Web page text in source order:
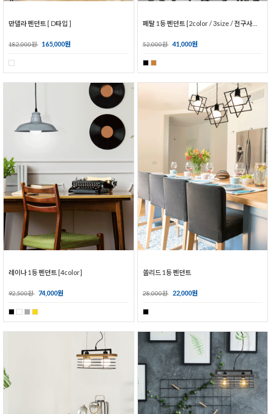
만델라 펜던트 [ D타입 ]
182,000원 165,000원
페탈 1등 펜던트 [2color / 3size / 전구사은품]
52,000원 41,000원
레이나 1등 펜던트 [4color]
92,500원 74,000원
쏠리드 1등 펜던트
28,000원 22,000원